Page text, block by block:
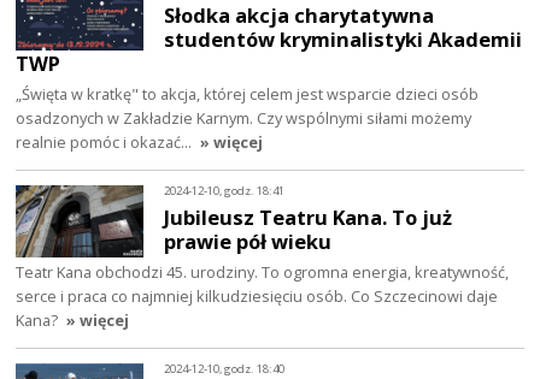
Słodka akcja charytatywna
studentów kryminalistyki Akademii
TWP
„Święta w kratkę" to akcja, której celem jest wsparcie dzieci osób
osadzonych w Zakładzie Karnym. Czy wspólnymi siłami możemy
realnie pomóc i okazać… » więcej
2024-12-10, godz. 18:41
Jubileusz Teatru Kana. To już
prawie pół wieku
Teatr Kana obchodzi 45. urodziny. To ogromna energia, kreatywność,
serce i praca co najmniej kilkudziesięciu osób. Co Szczecinowi daje
Kana? » więcej
2024-12-10, godz. 18:40